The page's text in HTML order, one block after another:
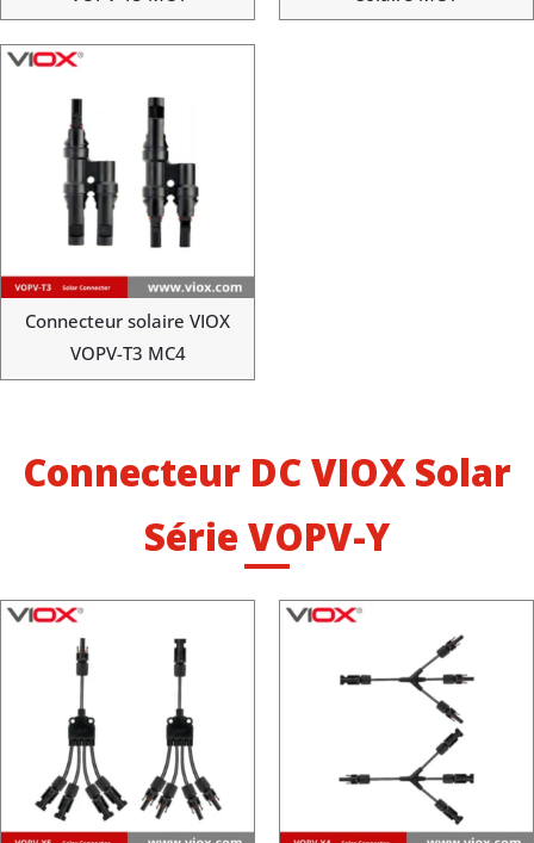
Connecteur solaire VIOX
VOPV-T3 MC4
Connecteur DC VIOX Solar
Série VOPV-Y